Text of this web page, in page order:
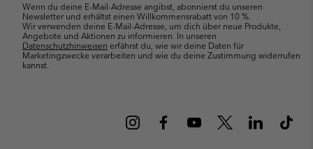
Wenn du deine E-Mail-Adresse angibst, abonnierst du unseren
Newsletter und erhältst einen Willkommensrabatt von 10 %.
Wir verwenden deine E-Mail-Adresse, um dich über neue Produkte,
Angebote und Aktionen zu informieren. In unseren
Datenschutzhinweisen erfährst du, wie wir deine Daten für
Marketingzwecke verarbeiten und wie du deine Zustimmung widerrufen
kannst.